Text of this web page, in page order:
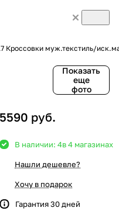
Кроссовки муж.текстиль/
Показать
еще
фото
5590 руб.
В наличии: 4в 4 магазинах
Нашли дешевле?
Хочу в подарок
Гарантия 30 дней